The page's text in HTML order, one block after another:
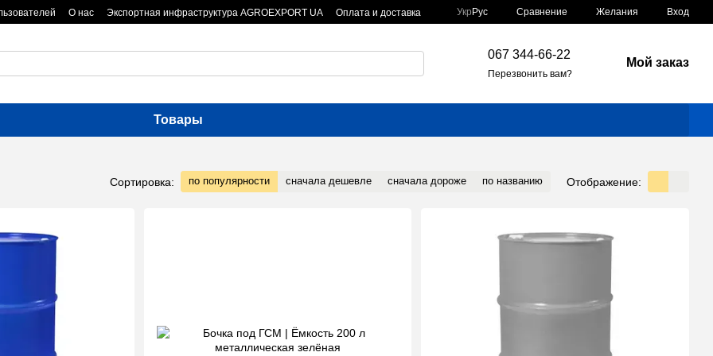
О нас Экспортная инфраструктура AGROEXPORT UA
Оплата и доставка
Укр Рус Сравнение Желания Вход
067 344-66-22
Перезвонить вам?
Мой заказ
Товары
Сортировка: по популярности сначала дешевле сначала дороже по названию Отображение: